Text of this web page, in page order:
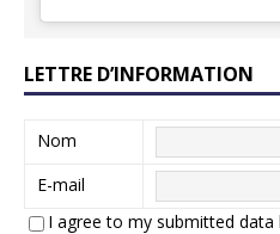
LETTRE D’INFORMATION
Nom
E-mail
I agree to my submitted